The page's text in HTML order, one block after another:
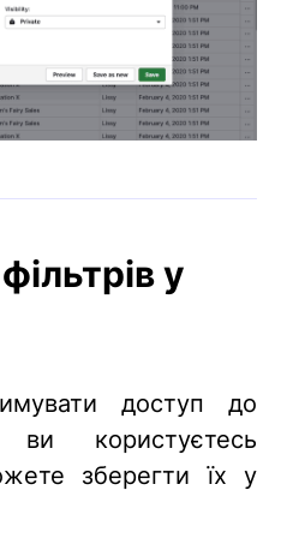
у
доступ до
ви користуєтесь
зберегти їх у